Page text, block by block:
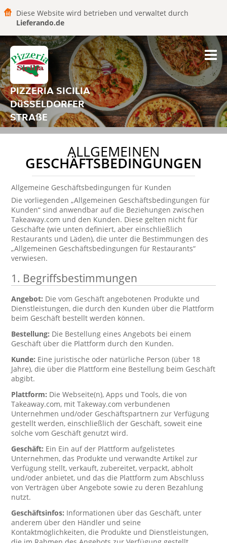
Diese Website wird betrieben und verwaltet durch
Lieferando.de
PIZZERIA SICILIA
DüSSELDORFER
STRAßE
ALLGEMEINEN
GESCHÄFTSBEDINGUNGEN
Allgemeine Geschäftsbedingungen für Kunden
Die vorliegenden „Allgemeinen Geschäftsbedingungen für
Kunden“ sind anwendbar auf die Beziehungen zwischen
Takeaway.com und den Kunden. Diese gelten nicht für
Geschäfte (wie unten definiert, aber einschließlich
Restaurants und Läden), die unter die Bestimmungen des
„Allgemeinen Geschäftsbedingungen für Restaurants“
verwiesen.
1. Begriffsbestimmungen
Angebot: Die vom Geschäft angebotenen Produkte und
Dienstleistungen, die durch den Kunden über die Plattform
beim Geschäft bestellt werden können.
Bestellung: Die Bestellung eines Angebots bei einem
Geschäft über die Plattform durch den Kunden.
Kunde: Eine juristische oder natürliche Person (über 18
Jahre), die über die Plattform eine Bestellung beim Geschäft
abgibt.
Plattform: Die Webseite(n), Apps und Tools, die von
Takeaway.com, mit Takeway.com verbundenen
Unternehmen und/oder Geschäftspartnern zur Verfügung
gestellt werden, einschließlich der Geschäft, soweit eine
solche vom Geschäft genutzt wird.
Geschäft: Ein Ein auf der Plattform aufgelistetes
Unternehmen, das Produkte und verwandte Artikel zur
Verfügung stellt, verkauft, zubereitet, verpackt, abholt
und/oder anbietet, und das die Plattform zum Abschluss
von Verträgen über Angebote sowie zu deren Bezahlung
nutzt.
Geschäftsinfos: Informationen über das Geschäft, unter
anderem über den Händler und seine
Kontaktmöglichkeiten, die Produkte und Dienstleistungen,